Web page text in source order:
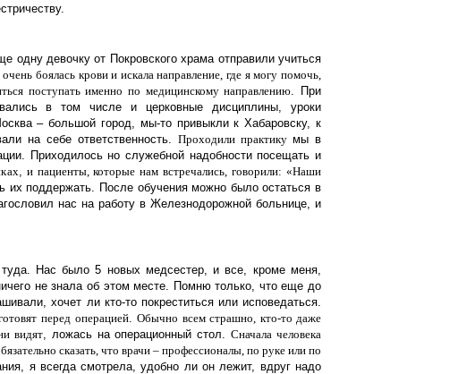
одну девочку от Покровского храма отправили учиться
очень боялась крови и искала направление, где я могу помочь,
поступать именно по медицинскому направлению. При
в том числе и церковные дисциплины, уроки
– большой город, мы-то привыкли к Хабаровску, к
на себе ответственность.Проходили практикумы в
Приходилось но служебной надобности посещать и
ах,и пациенты, которые нам встречались, говорили: «Наши
их поддержать. После обучения можно было остаться в
нас на работу в Железнодорожной больнице, и
Нас было 5 новых медсестер, и все, кроме меня,
не знала об этом месте. Помню только, что еще до
хочет ли кто-то покреститься или исповедаться.
перед операцией.Обычно всем страшно, кто-то даже
видят, ложась на операционный стол.Сначала человека
сказать, что врачи – профессионалы, по руке или по
я всегда смотрела, удобно ли он лежит, вдруг надо